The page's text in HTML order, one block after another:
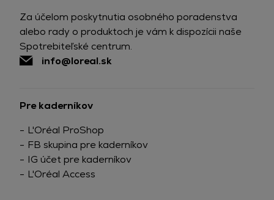
Za účelom poskytnutia osobného poradenstva
alebo rady o produktoch je vám k dispozícii naše
Spotrebiteľské centrum.
info@loreal.sk
Pre kaderníkov
L'Oréal ProShop
FB skupina pre kaderníkov
IG účet pre kaderníkov
L'Oréal Access